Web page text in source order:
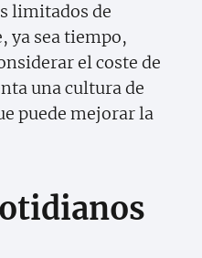
limitados de
ya sea tiempo,
el coste de
una cultura de
puede mejorar la